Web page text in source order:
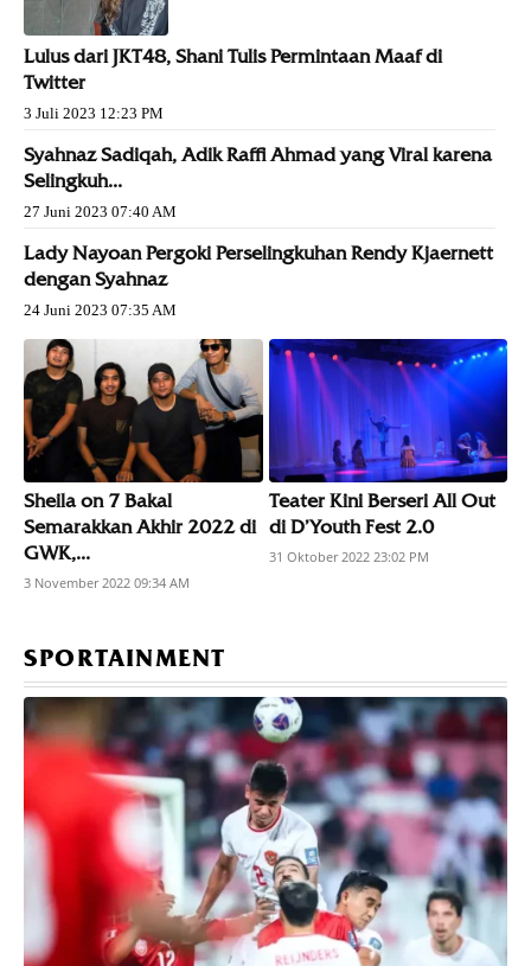
Lulus dari JKT48, Shani Tulis Permintaan Maaf di
Twitter
3 Juli 2023 12:23 PM
Syahnaz Sadiqah, Adik Raffi Ahmad yang Viral karena
Selingkuh...
27 Juni 2023 07:40 AM
Lady Nayoan Pergoki Perselingkuhan Rendy Kjaernett
dengan Syahnaz
24 Juni 2023 07:35 AM
Sheila on 7 Bakal
Semarakkan Akhir 2022 di
GWK,...
3 November 2022 09:34 AM
Teater Kini Berseri All Out
di D’Youth Fest 2.0
31 Oktober 2022 23:02 PM
SPORTAINMENT